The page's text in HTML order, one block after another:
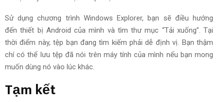
Sử dụng chương trình Windows Explorer,bạn sẽđiềuhướng
đến thiết bị Android của mình và tìm thư mục “Tải xuống”. Tại
thời điểm này,tệp bạn đang tìm kiếm phải dễ định vị. Bạn thậm
chí có thể lưu tệp đã nói trên máy tính của mình nếu bạn mong
muốn dùng nó vào lúc khác.
Tạm kết